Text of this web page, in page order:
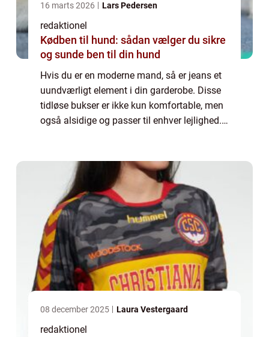
16 marts 2026 Lars Pedersen
redaktionel
Kødben til hund: sådan vælger du sikre
og sunde ben til din hund
Hvis du er en moderne mand, så er jeans et
uundværligt element i din garderobe. Disse
tidløse bukser er ikke kun komfortable, men
også alsidige og passer til enhver lejlighed. I
08 december 2025 Laura Vestergaard
redaktionel